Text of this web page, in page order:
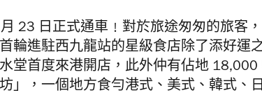
23 日正式通車﹗對於旅途匆匆的旅客
輪進駐西九龍站的星級食店除了添好運
堂首度來港開店，此外仲有佔地 18,000
」，一個地方食勻港式、美式、韓式、